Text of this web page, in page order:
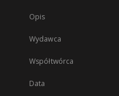
Opis
Wydawca
Współtwórca
Data